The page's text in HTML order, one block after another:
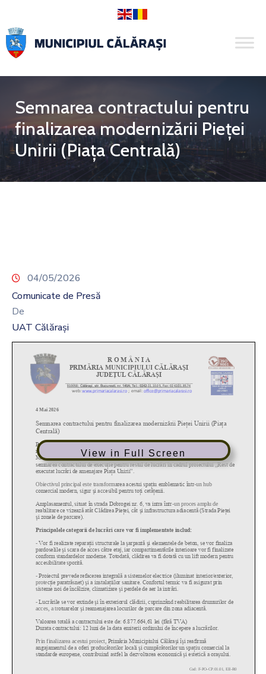
Semnarea contractului pentru
finalizarea modernizării Pieței
Unirii (Piața Centrală)
04/05/2026
Comunicate de Presă
De
UAT Călărași
View in Full Screen